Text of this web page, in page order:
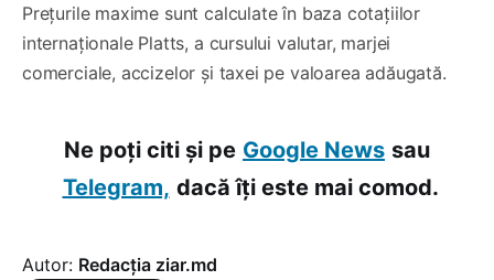
Prețurile maxime sunt calculate în baza cotațiilor
internaționale Platts, a cursului valutar, marjei
comerciale, accizelor și taxei pe valoarea adăugată.
Ne poți citi și pe Google News sau
Telegram, dacă îți este mai comod.
Autor: Redacția ziar.md